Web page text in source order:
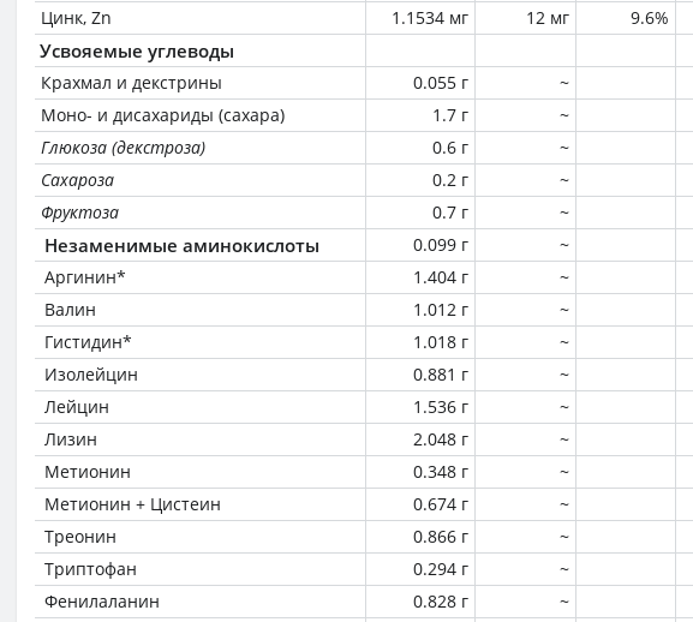
Цинк, Zn
1.1534 мг 12 мг 9.6%
Усвояемые углеводы
Крахмал и декстрины 0.055 г
~
Моно- и дисахариды (сахара)
1.7 г
~
Глюкоза (декстроза)
0.6 г
~
Сахароза
0.2 г
~
Фруктоза
0.7 г ~
Незаменимые аминокислоты 0.099 г
~
Аргинин*
1.404 г
~
Валин
1.012 г
~
Гистидин*
1.018 г
~
Изолейцин
0.881 г
~
Лейцин
1.536 г
~
Лизин
2.048 г
~
Метионин
0.348 г
~
Метионин + Цистеин
0.674 г
~
Треонин
0.866 г
~
Триптофан
0.294 г
~
Фенилаланин
0.828 г ~